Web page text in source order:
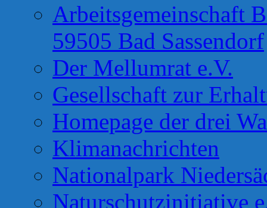
Arbeitsgemeinschaft
59505 Bad Sassendorf
Der Mellumrat e.V.
Gesellschaft zur
Homepage der drei
Klimanachrichten
Nationalpark
Naturschutzinitiative